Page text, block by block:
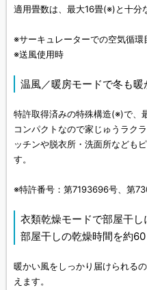
適用畳数は、最大16畳(※)と十分
※サーキュレーターでの空気循環
※送風使用時
温風／暖房モードで冬も暖
特許取得済みの特殊構造(※)で、
コンパクトなので家じゅうラク
ッチンや脱衣所・洗面所なども
す。
※特許番号：第7193696号、第
衣類乾燥モードで部屋干し
部屋干しの乾燥時間を約
暖かい風をしっかり届けられる
えます。